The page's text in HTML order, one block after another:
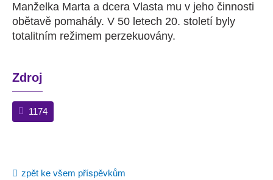
Manželka Marta a dcera Vlasta mu v jeho činnosti
obětavě pomahály. V 50 letech 20. století byly
totalitním režimem perzekuovány.
Zdroj
1174
zpět ke všem příspěvkům